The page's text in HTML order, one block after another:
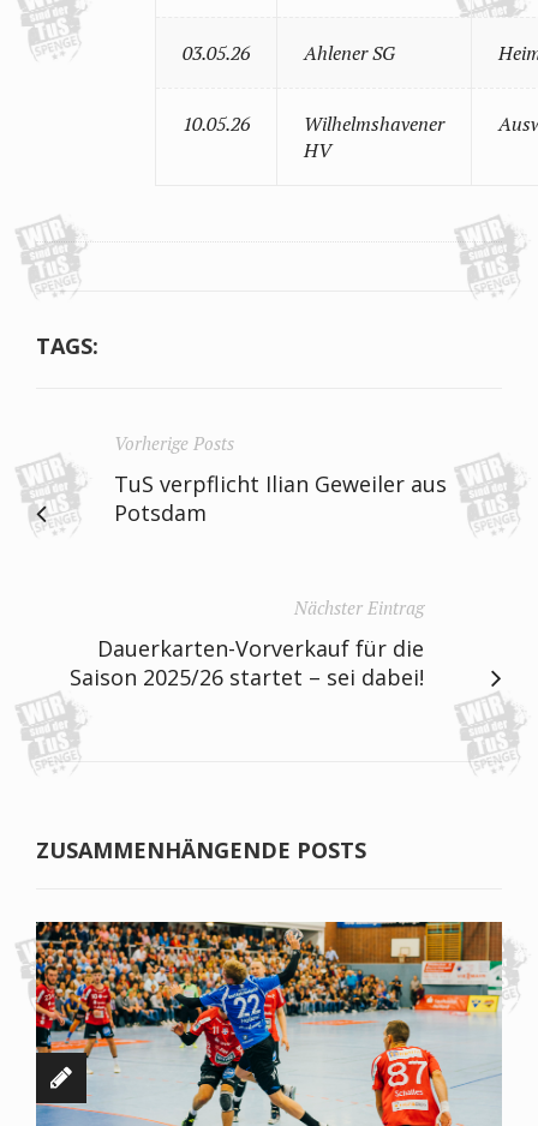
03.05.26 Ahlener SG
10.05.26
Wilhelmshavener
HV
TAGS:
Vorherige Posts
TuS verpflicht Ilian Geweiler aus
Potsdam
Nächster Eintrag
Dauerkarten-Vorverkauf für die
Saison 2025/26 startet – sei dabei!
ZUSAMMENHÄNGENDE POSTS